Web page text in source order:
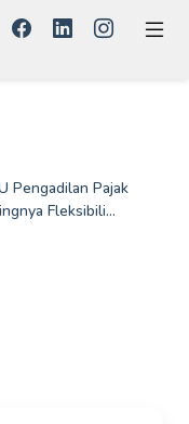
Pengadilan Pajak
Fleksibili...